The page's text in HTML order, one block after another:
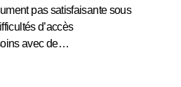
pas satisfaisante sous
d’accès
avec de…